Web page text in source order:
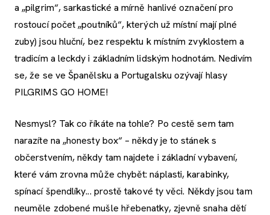
a „pilgrim“, sarkastické a mírně hanlivé označení pro
rostoucí počet „poutníků“, kterých už místní mají plné
zuby) jsou hluční, bez respektu k místním zvyklostem a
tradicím a leckdy i základním lidským hodnotám. Nedivím
se, že se ve Španělsku a Portugalsku ozývají hlasy
PILGRIMS GO HOME!
Nesmysl? Tak co říkáte na tohle? Po cestě sem tam
narazíte na „honesty box“ – někdy je to stánek s
občerstvením, někdy tam najdete i základní vybavení,
které vám zrovna může chybět: náplasti, karabinky,
spínací špendlíky... prostě takové ty věci. Někdy jsou tam
neuměle zdobené mušle hřebenatky, zjevně snaha dětí